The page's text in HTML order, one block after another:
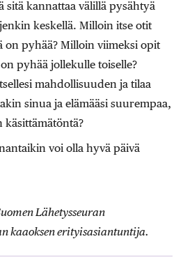
sitä kannattaa välillä pysähtyä
keskellä. Milloin itse otit
on pyhää? Milloin viimeksi opit
pyhää jollekulle toiselle?
mahdollisuuden ja tilaa
sinua ja elämääsi suurempaa,
käsittämätöntä?
voi olla hyvä päivä
Lähetysseuran
kaaoksen erityisasiantuntija.